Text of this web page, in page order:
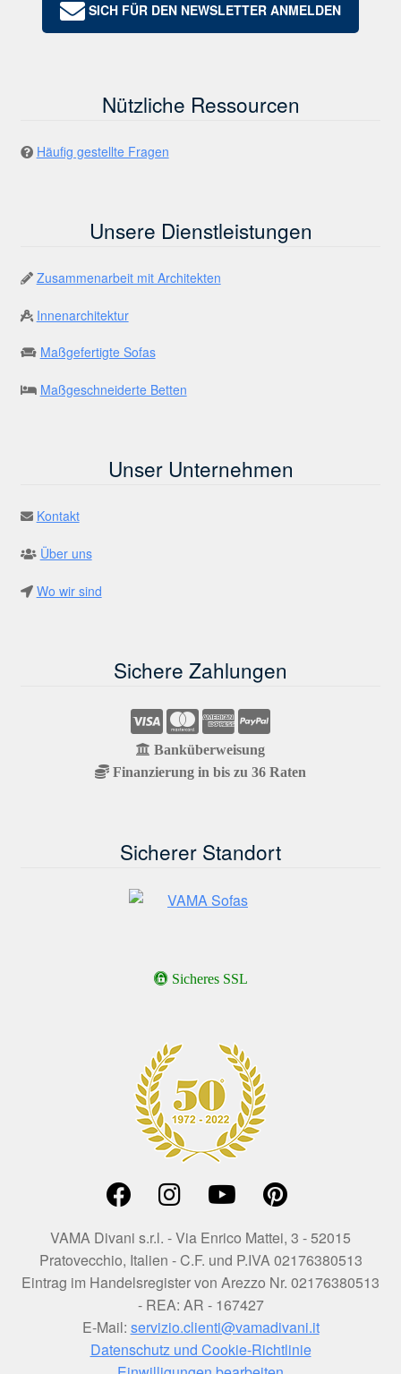
SICH FÜR DEN NEWSLETTER ANMELDEN
Nützliche Ressourcen
Häufig gestellte Fragen
Unsere Dienstleistungen
Zusammenarbeit mit Architekten
Innenarchitektur
Maßgefertigte Sofas
Maßgeschneiderte Betten
Unser Unternehmen
Kontakt
Über uns
Wo wir sind
Sichere Zahlungen
Banküberweisung
Finanzierung in bis zu 36 Raten
Sicherer Standort
Sicheres SSL
VAMA Divani s.r.l. - Via Enrico Mattei, 3 - 52015
Pratovecchio, Italien - C.F. und P.IVA 02176380513
Eintrag im Handelsregister von Arezzo Nr. 02176380513
- REA: AR - 167427
E-Mail: servizio.clienti@vamadivani.it
Datenschutz und Cookie-Richtlinie